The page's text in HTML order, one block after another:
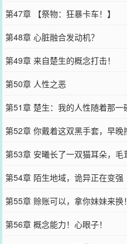
第47章 【祭物：狂暴卡车！】
第48章 心脏融合发动机？
第49章 来自楚生的概念打击！
第50章 人性之恶
第51章 楚生：我的人性随着那一
第52章 你戴着这双黑手套，早晚
第53章 安曦长了一双猫耳朵，毛
第54章 陌生地域，诡异正在变强
第55章 赊账可以，拿你妹妹来换！
第56章 概念能力！心眼子！